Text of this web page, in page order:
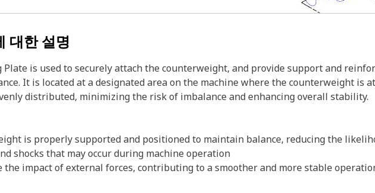
대한 설명
is used to securely attach the counterweight, and provide support and
It is located at a designated area on the machine where the counterweight is
distributed, minimizing the risk of imbalance and enhancing overall stability.
is properly supported and positioned to maintain balance, reducing the
shocks that may occur during machine operation
the impact of external forces, contributing to a smoother and more stable